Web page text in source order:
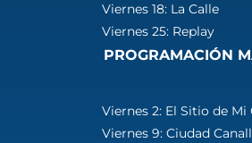
Viernes 18: La Calle
Viernes 25: Replay
PROGRAMACIÓN
Viernes 2: El Sitio de Mi
Viernes 9: Ciudad